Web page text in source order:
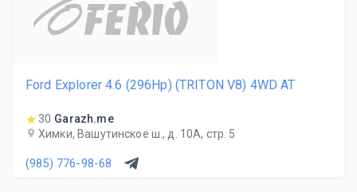
Ford Explorer 4.6 (296Hp) (TRITON V8) 4WD AT
30 Garazh.me
Химки, Вашутинское ш., д. 10А, стр. 5
(985) 776-98-68